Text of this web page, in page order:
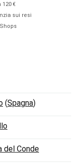
€
sui resi
(Spagna)
del Conde